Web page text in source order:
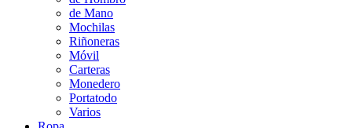
de Mano
Mochilas
Riñoneras
Móvil
Carteras
Monedero
Portatodo
Varios